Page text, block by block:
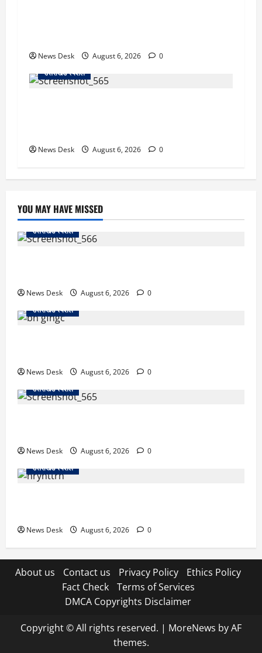
News Desk August 6, 2026
0
उत्तराखंड स्पेशल
News Desk August 6, 2026 0
YOU MAY HAVE MISSED
उत्तराखंड स्पेशल
News Desk August 6, 2026
0
उत्तराखंड स्पेशल
News Desk August 6, 2026
0
उत्तराखंड स्पेशल
News Desk August 6, 2026
0
उत्तराखंड स्पेशल
News Desk August 6, 2026 0
About us Contact us Privacy Policy
Ethics Policy
Fact Check
Terms of Services
DMCA Copyrights Disclaimer
Copyright © All rights reserved. | MoreNews by AF
themes.